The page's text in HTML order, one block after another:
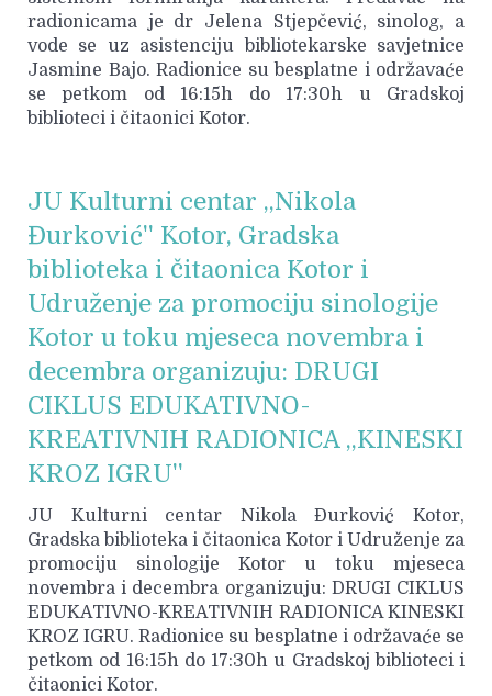
radionicama je dr Jelena Stjepčević, sinolog, a
vode se uz asistenciju bibliotekarske savjetnice
Jasmine Bajo. Radionice su besplatne i održavaće
se petkom od 16:15h do 17:30h u Gradskoj
biblioteci i čitaonici Kotor.
JU Kulturni centar ,,Nikola
Đurković'' Kotor, Gradska
biblioteka i čitaonica Kotor i
Udruženje za promociju sinologije
Kotor u toku mjeseca novembra i
decembra organizuju: DRUGI
CIKLUS EDUKATIVNO-
KREATIVNIH RADIONICA ,,KINESKI
KROZ IGRU''
JU Kulturni centar Nikola Đurković Kotor,
Gradska biblioteka i čitaonica Kotor i Udruženje za
promociju sinologije Kotor u toku mjeseca
novembra i decembra organizuju: DRUGI CIKLUS
EDUKATIVNO-KREATIVNIH RADIONICA KINESKI
KROZ IGRU. Radionice su besplatne i održavaće se
petkom od 16:15h do 17:30h u Gradskoj biblioteci i
čitaonici Kotor.